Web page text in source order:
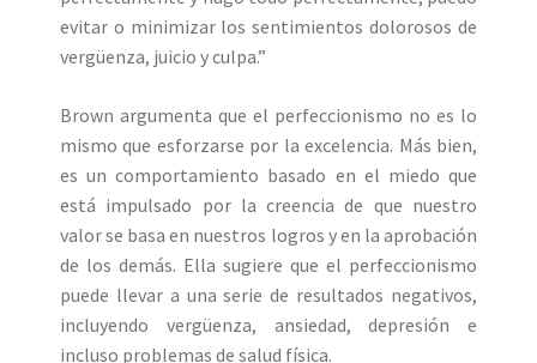
evitar o minimizar los sentimientos dolorosos de
vergüenza, juicio y culpa.”
Brown argumenta que el perfeccionismo no es lo
mismo que esforzarse por la excelencia. Más bien,
es un comportamiento basado en el miedo que
está impulsado por la creencia de que nuestro
valor se basa en nuestros logros y en la aprobación
de los demás. Ella sugiere que el perfeccionismo
puede llevar a una serie de resultados negativos,
incluyendo vergüenza, ansiedad, depresión e
incluso problemas de salud física.